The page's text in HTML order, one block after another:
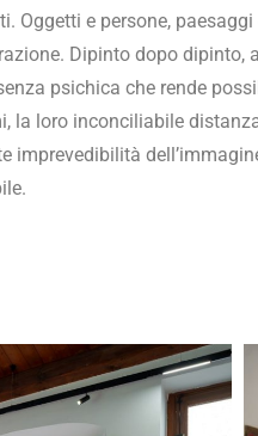
Oggetti e persone,
Dipinto dopo
psichica che rende
la loro inconciliabile
imprevedibilità